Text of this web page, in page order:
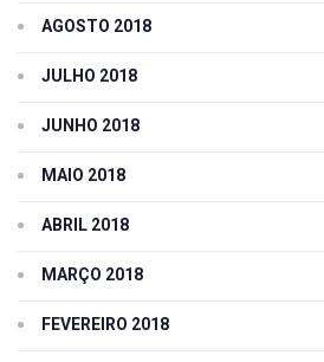
AGOSTO 2018
JULHO 2018
JUNHO 2018
MAIO 2018
ABRIL 2018
MARÇO 2018
FEVEREIRO 2018